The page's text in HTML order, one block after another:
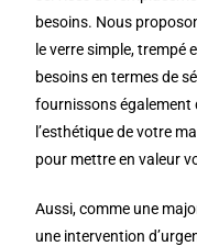
besoins. Nous
le verre simple, trempé
besoins en termes de
fournissons également
l’esthétique de votre
pour mettre en valeur
Aussi, comme une
une intervention